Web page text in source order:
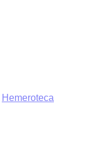
Hemeroteca